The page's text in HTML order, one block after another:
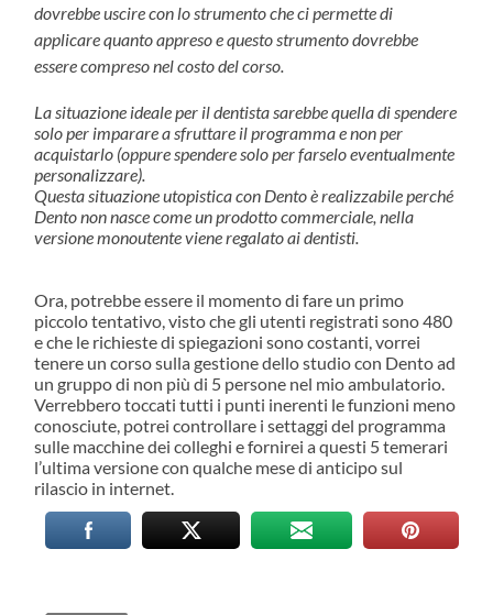
dovrebbe uscire con lo strumento che ci permette di
applicare quanto appreso e questo strumento dovrebbe
essere compreso nel costo del corso.
La situazione ideale per il dentista sarebbe quella di spendere
solo per imparare a sfruttare il programma e non per
acquistarlo (oppure spendere solo per farselo eventualmente
personalizzare).
Questa situazione utopistica con Dento è realizzabile perché
Dento non nasce come un prodotto commerciale, nella
versione monoutente viene regalato ai dentisti.
Ora, potrebbe essere il momento di fare un primo
piccolo tentativo, visto che gli utenti registrati sono 480
e che le richieste di spiegazioni sono costanti, vorrei
tenere un corso sulla gestione dello studio con Dento ad
un gruppo di non più di 5 persone nel mio ambulatorio.
Verrebbero toccati tutti i punti inerenti le funzioni meno
conosciute, potrei controllare i settaggi del programma
sulle macchine dei colleghi e fornirei a questi 5 temerari
l’ultima versione con qualche mese di anticipo sul
rilascio in internet.